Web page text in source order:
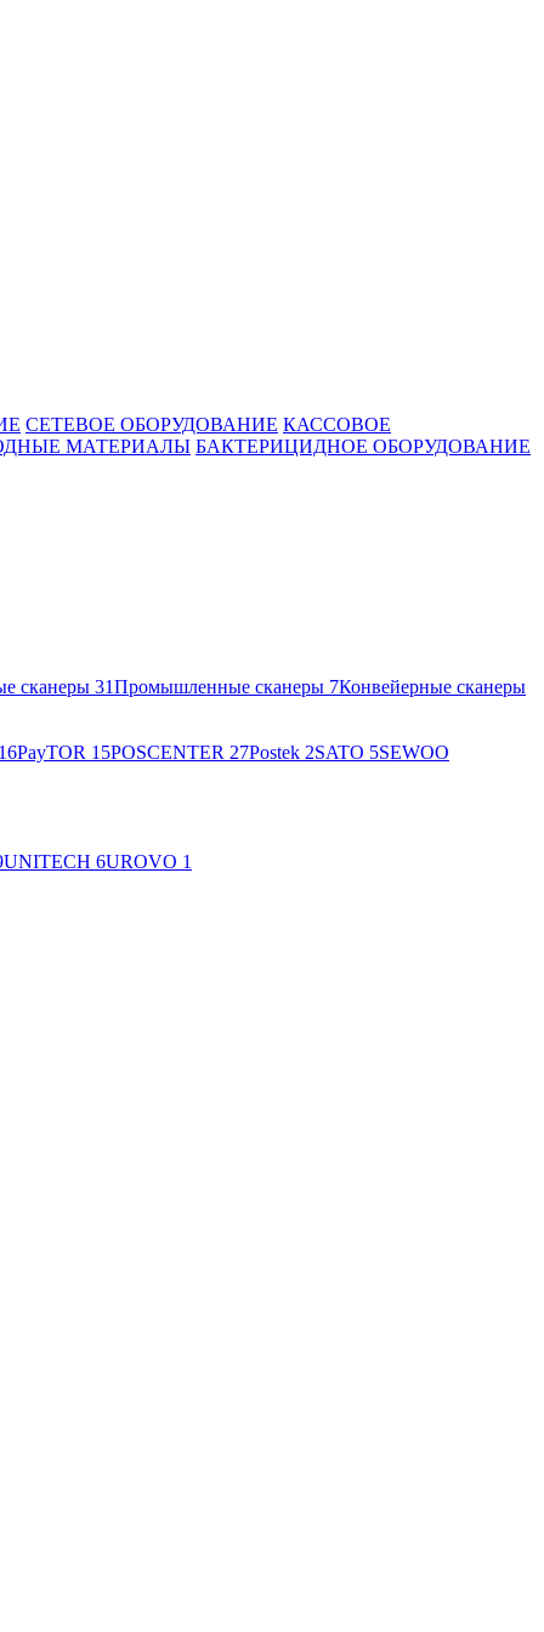
СЕТЕВОЕ ОБОРУДОВАНИЕ КАССОВОЕ
МАТЕРИАЛЫ БАКТЕРИЦИДНОЕ ОБОРУДОВАНИЕ
сканеры 31Промышленные сканеры 7Конвейерные сканеры
16PayTOR 15POSCENTER 27Postek 2SATO 5SEWOO
UNITECH 6UROVO 1